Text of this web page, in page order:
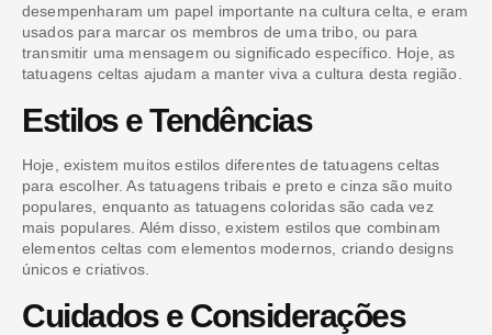
desempenharam um papel importante na cultura celta, e eram
usados para marcar os membros de uma tribo, ou para
transmitir uma mensagem ou significado específico. Hoje, as
tatuagens celtas ajudam a manter viva a cultura desta região.
Estilos e Tendências
Hoje, existem muitos estilos diferentes de tatuagens celtas
para escolher. As tatuagens tribais e preto e cinza são muito
populares, enquanto as tatuagens coloridas são cada vez
mais populares. Além disso, existem estilos que combinam
elementos celtas com elementos modernos, criando designs
únicos e criativos.
Cuidados e Considerações